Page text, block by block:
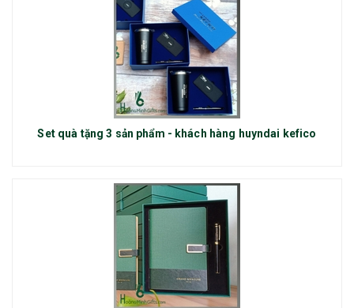
Set quà tặng 3 sản phẩm - khách hàng huyndai kefico